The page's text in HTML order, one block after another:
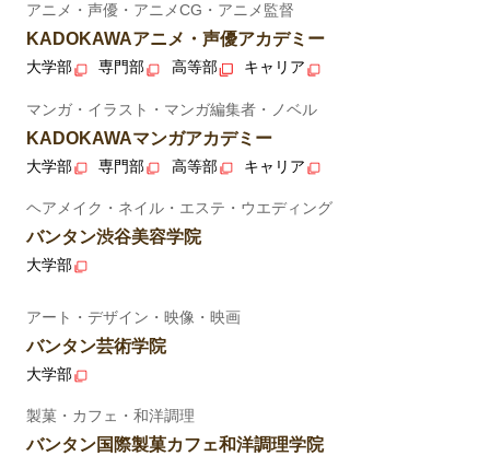
アニメ・声優・アニメCG・アニメ監督
KADOKAWAアニメ・声優アカデミー
大学部 専門部 高等部 キャリア
マンガ・イラスト・マンガ編集者・ノベル
KADOKAWAマンガアカデミー
大学部 専門部 高等部 キャリア
ヘアメイク・ネイル・エステ・ウエディング
バンタン渋谷美容学院
大学部
アート・デザイン・映像・映画
バンタン芸術学院
大学部
製菓・カフェ・和洋調理
バンタン国際製菓カフェ和洋調理学院